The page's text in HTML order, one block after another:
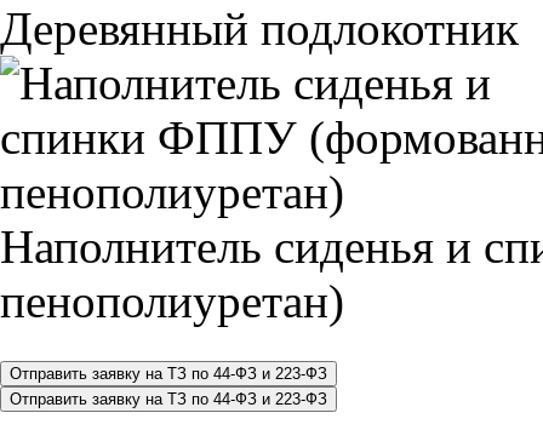
Деревянный подлокотник
Наполнитель сиденья и
пенополиуретан)